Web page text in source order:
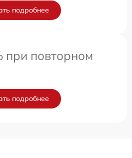
подробнее
при повторном
подробнее